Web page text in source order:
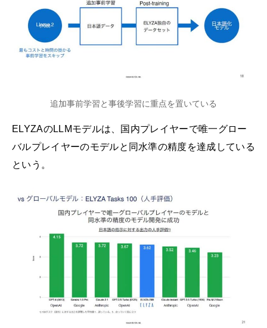
追加事前学習と事後学習に重点を置いている
ELYZAのLLMモデルは、国内プレイヤーで唯一グロー
バルプレイヤーのモデルと同水準の精度を達成している
という。